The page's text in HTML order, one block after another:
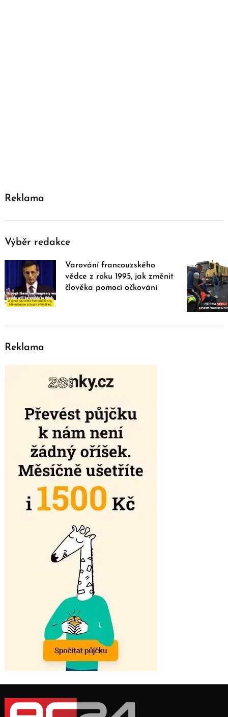
Reklama
Výběr redakce
Varování francouzského
vědce z roku 1995, jak změnit
člověka pomocí očkování
Reklama